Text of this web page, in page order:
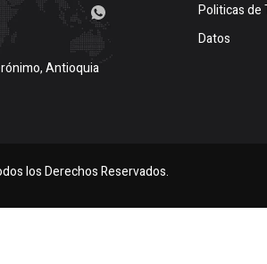
Antioquia
Politicas de
Datos
los Derechos Reservados.